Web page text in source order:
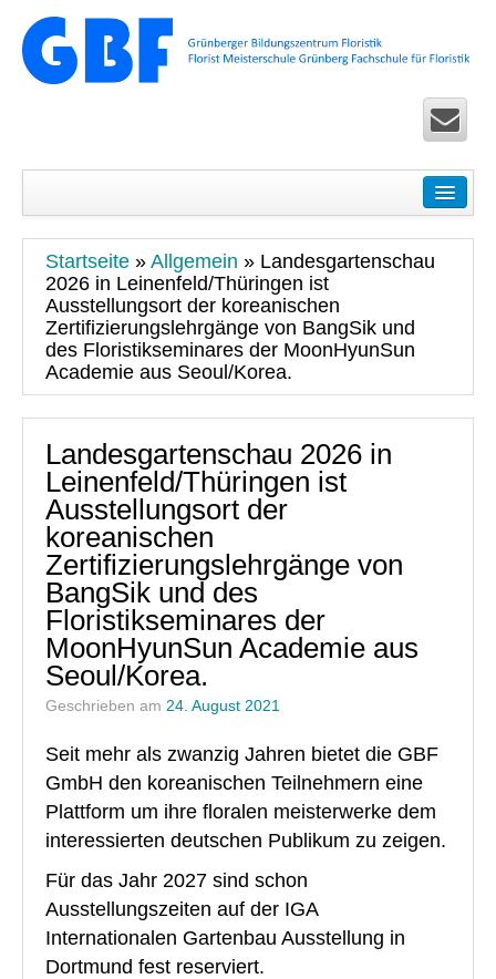
Seminare
Floristik Pur – Basic-Seminare für Einsteiger
Ausbildung Life – Überbetriebliche Seminare in Köln
Floristik Exclusiv – Fortbildung für Fortgeschrittene
Floristik Worldwide Seminare und Zertifikatslehrgänge
Floristik Event
Floristik Verkauf
Floristik Business
Buchungen
Lehrgänge
Floristmeisterlehrgäng der GBF in Grünberg und in
Floristmeisterlehrgänge in Grünberg und Köln finden
Florist mit IHK-Prüfung in Grünberg
Floristlehrgang mit IHK-Prüfung in Köln
Buchungen
Startseite » Allgemein » Landesgartenschau
2026 in Leinenfeld/Thüringen ist
Ausstellungsort der koreanischen
Zertifizierungslehrgänge von BangSik und
des Floristikseminares der MoonHyunSun
Academie aus Seoul/Korea.
Landesgartenschau 2026 in
Leinenfeld/Thüringen ist
Ausstellungsort der
koreanischen
Zertifizierungslehrgänge von
BangSik und des
Floristikseminares der
MoonHyunSun Academie aus
Seoul/Korea.
Geschrieben am 24. August 2021
Seit mehr als zwanzig Jahren bietet die GBF
GmbH den koreanischen Teilnehmern eine
Plattform um ihre floralen meisterwerke dem
interessierten deutschen Publikum zu zeigen.
Für das Jahr 2027 sind schon
Ausstellungszeiten auf der IGA
Internationalen Gartenbau Ausstellung in
Dortmund fest reserviert.